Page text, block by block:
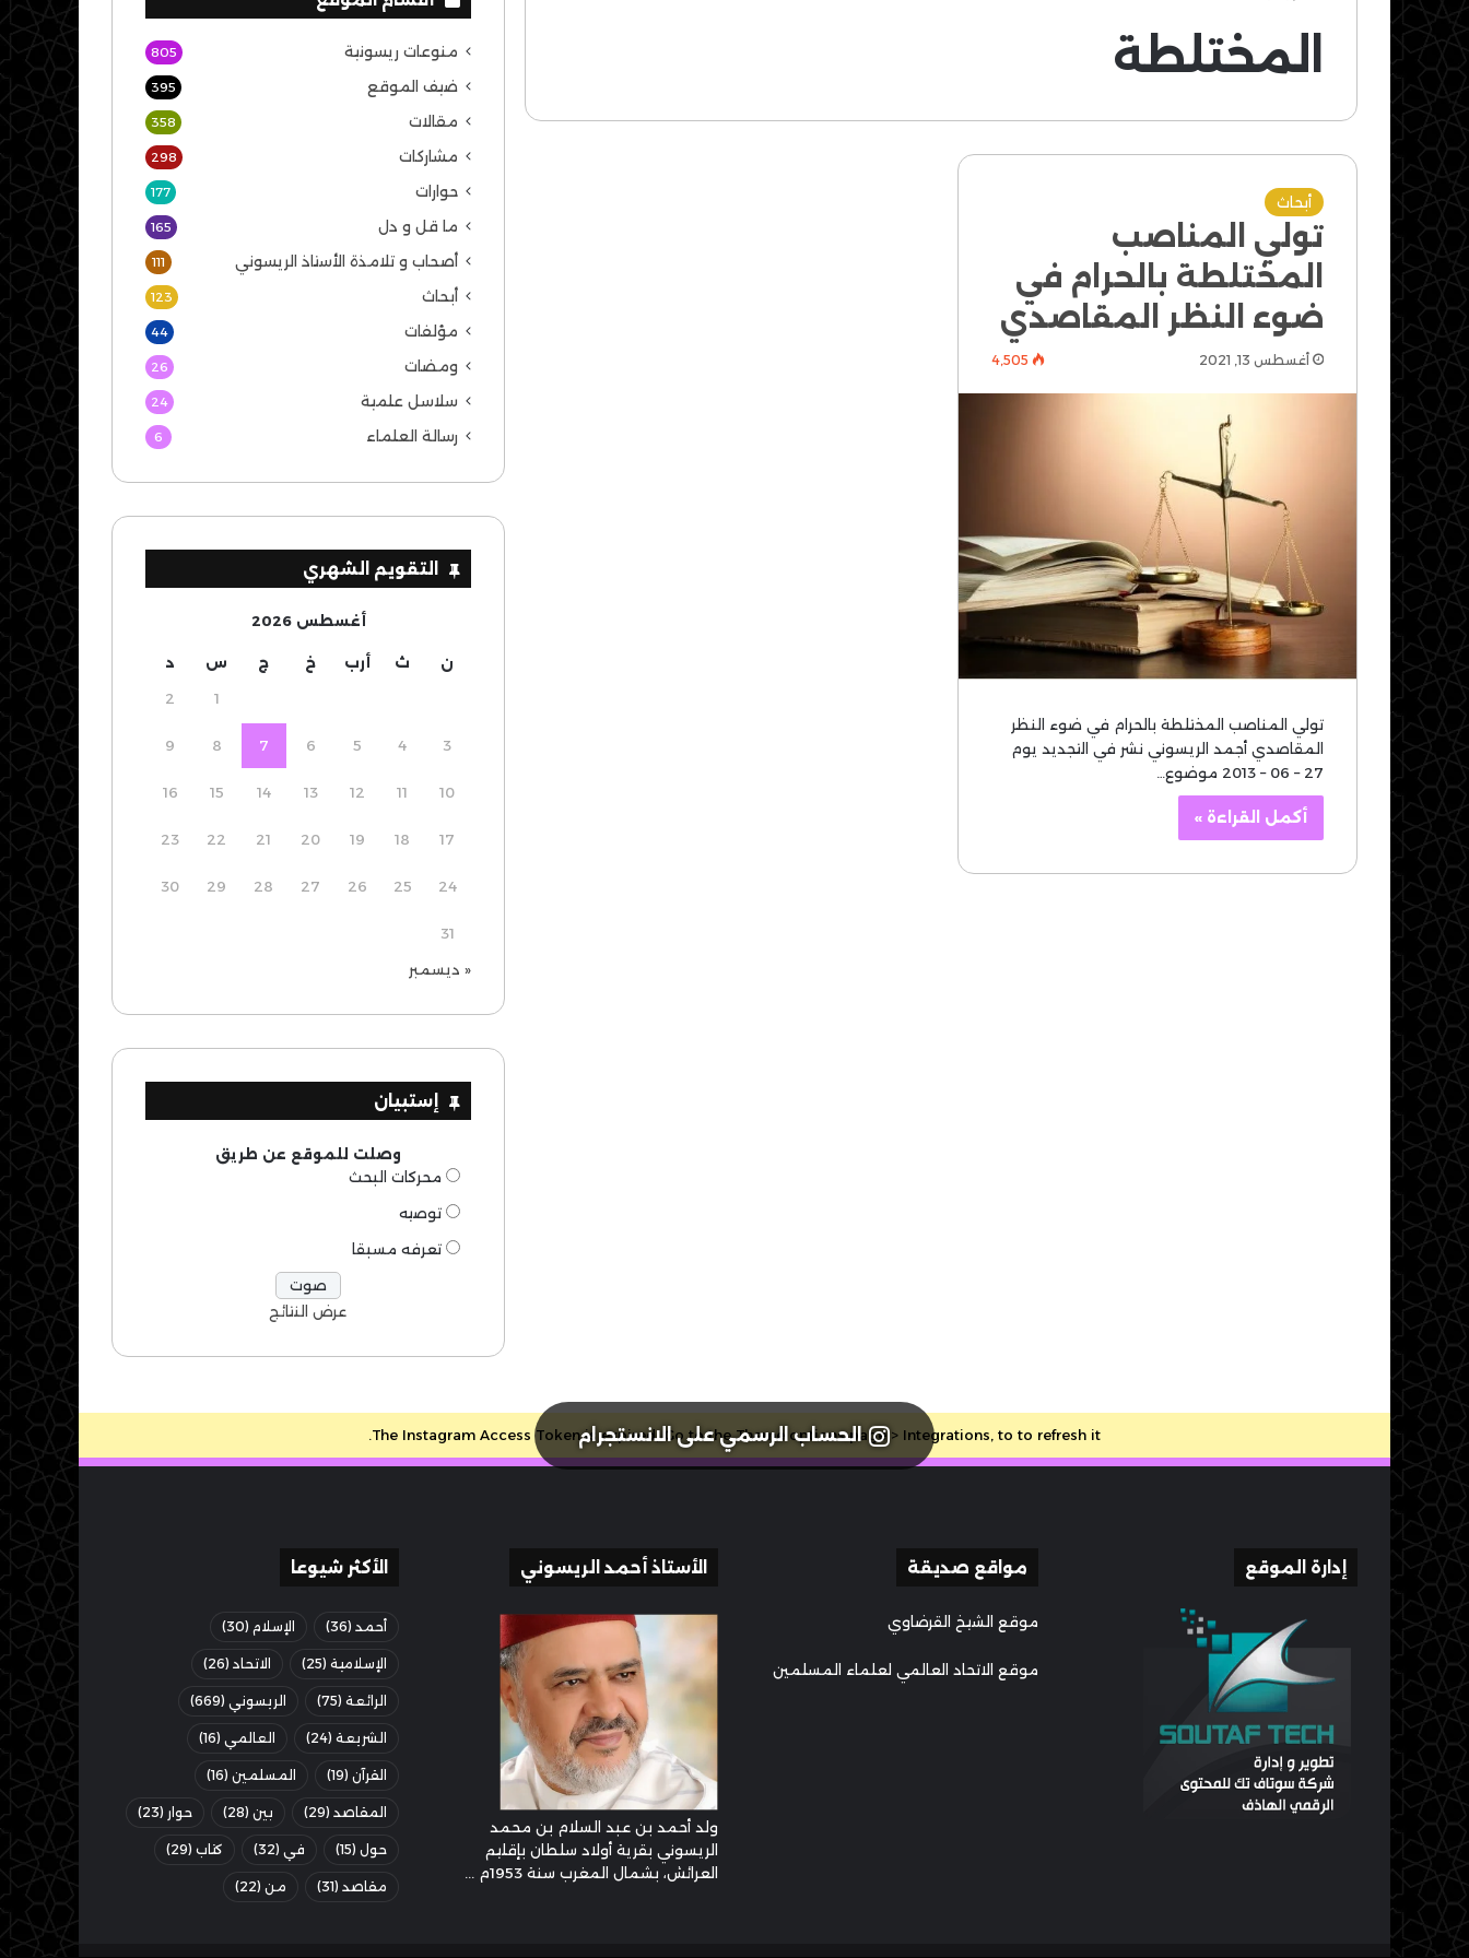
المختلطة
أبحاث
تولي المناصب
المختلطة بالحرام في
ضوء النظر المقاصدي
أغسطس 13, 2021 4٬505
تولي المناصب المختلطة بالحرام في ضوء النظر
المقاصدي أجمد الريسوني نشر في التجديد يوم
27 – 06 – 2013 موضوع…
أكمل القراءة »
منوعات ريسونية 805
ضيف الموقع 395
مقالات 358
مشاركات 298
حوارات 177
ما قل و دل 165
أصحاب و تلامذة الأستاذ الريسوني 111
أبحاث 123
مؤلفات 44
ومضات 26
سلاسل علمية 24
رسالة العلماء 6
التقويم الشهري
أغسطس 2026
ن ث أرب خ ج س د
1
2
3
4
5
6
7
8
9
10
11
12
13
14
15
16
17
18
19
20
21
22
23
24
25
26
27
28
29
30
31
« ديسمبر
إستبيان
وصلت للموقع عن طريق
محركات البحث
توصيه
تعرفه مسبقا
عرض النتائج
الحساب الرسمي على الانستجرام
The Instagram Access Token is expired, Go to the Theme options page > Integrations, to to refresh it.
إدارة الموقع مواقع صديقة
موقع الشيخ القرضاوي
موقع الاتحاد العالمي لعلماء المسلمين
الأستاذ أحمد الريسوني
ولد أحمد بن عبد السلام بن محمد
الريسوني بقرية أولاد سلطان بإقليم
العرائش، بشمال المغرب سنة 1953م ...
الأكثر شيوعا
أحمد (36) الإسلام (30)
الإسلامية (25) الاتحاد (26)
الرائعة (75) الريسوني (669)
الشريعة (24) العالمي (16)
القرآن (19) المسلمين (16)
المقاصد (29) بين (28) حوار (23)
حول (15) في (32) كتاب (29)
مقاصد (31) من (22)